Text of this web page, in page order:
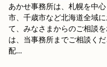
あかせ事務所は、札幌を中
市、千歳市など北海道全域
て、みなさまからのご相談
は、当事務所までご相談く
配...